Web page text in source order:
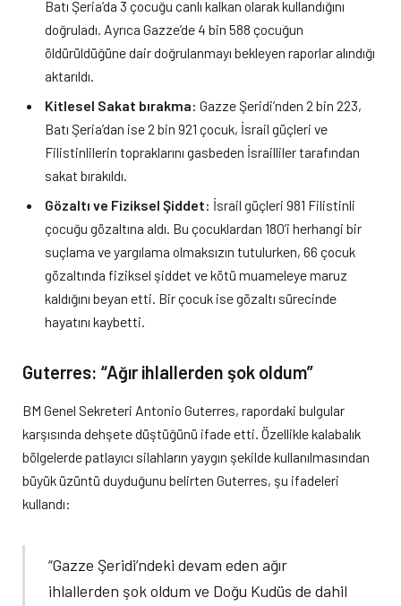
Batı Şeria’da 3 çocuğu canlı kalkan olarak kullandığını
doğruladı. Ayrıca Gazze’de 4 bin 588 çocuğun
öldürüldüğüne dair doğrulanmayı bekleyen raporlar alındığı
aktarıldı.
Kitlesel Sakat bırakma: Gazze Şeridi’nden 2 bin 223,
Batı Şeria’dan ise 2 bin 921 çocuk, İsrail güçleri ve
Filistinlilerin topraklarını gasbeden İsrailliler tarafından
sakat bırakıldı.
Gözaltı ve Fiziksel Şiddet: İsrail güçleri 981 Filistinli
çocuğu gözaltına aldı. Bu çocuklardan 180’i herhangi bir
suçlama ve yargılama olmaksızın tutulurken, 66 çocuk
gözaltında fiziksel şiddet ve kötü muameleye maruz
kaldığını beyan etti. Bir çocuk ise gözaltı sürecinde
hayatını kaybetti.
Guterres: “Ağır ihlallerden şok oldum”
BM Genel Sekreteri Antonio Guterres, rapordaki bulgular
karşısında dehşete düştüğünü ifade etti. Özellikle kalabalık
bölgelerde patlayıcı silahların yaygın şekilde kullanılmasından
büyük üzüntü duyduğunu belirten Guterres, şu ifadeleri
kullandı:
“Gazze Şeridi’ndeki devam eden ağır
ihlallerden şok oldum ve Doğu Kudüs de dahil